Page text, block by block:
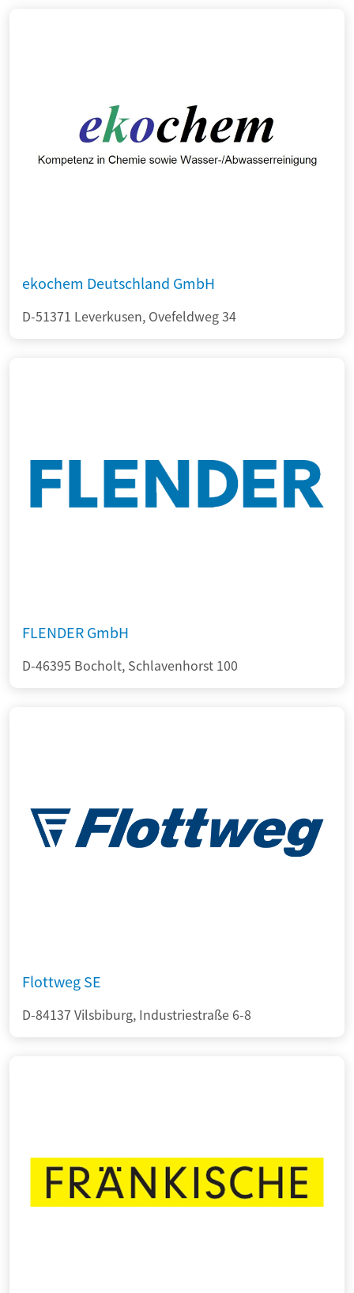
ekochem Deutschland GmbH
D-51371 Leverkusen, Ovefeldweg 34
FLENDER GmbH
D-46395 Bocholt, Schlavenhorst 100
Flottweg SE
D-84137 Vilsbiburg, Industriestraße 6-8